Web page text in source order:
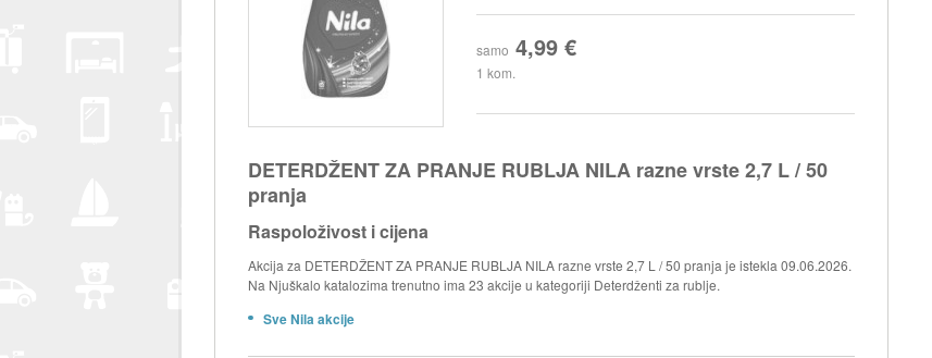
samo 4,99 €
1 kom.
DETERDŽENT ZA PRANJE RUBLJA NILA razne vrste 2,7 L / 50
pranja
Raspoloživost i cijena
Akcija za DETERDŽENT ZA PRANJE RUBLJA NILA razne vrste 2,7 L / 50 pranja je istekla 09.06.2026.
Na Njuškalo katalozima trenutno ima 23 akcije u kategoriji Deterdženti za rublje.
Sve Nila akcije